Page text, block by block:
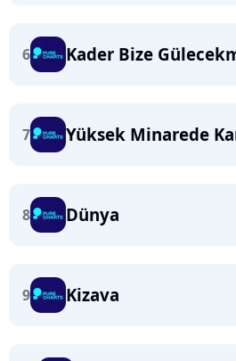
6 Kader Bize
7 Yüksek Minarede
8 Dünya
9 Kizava